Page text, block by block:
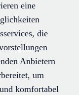
eine
die
Anbietern
um
komfortabel